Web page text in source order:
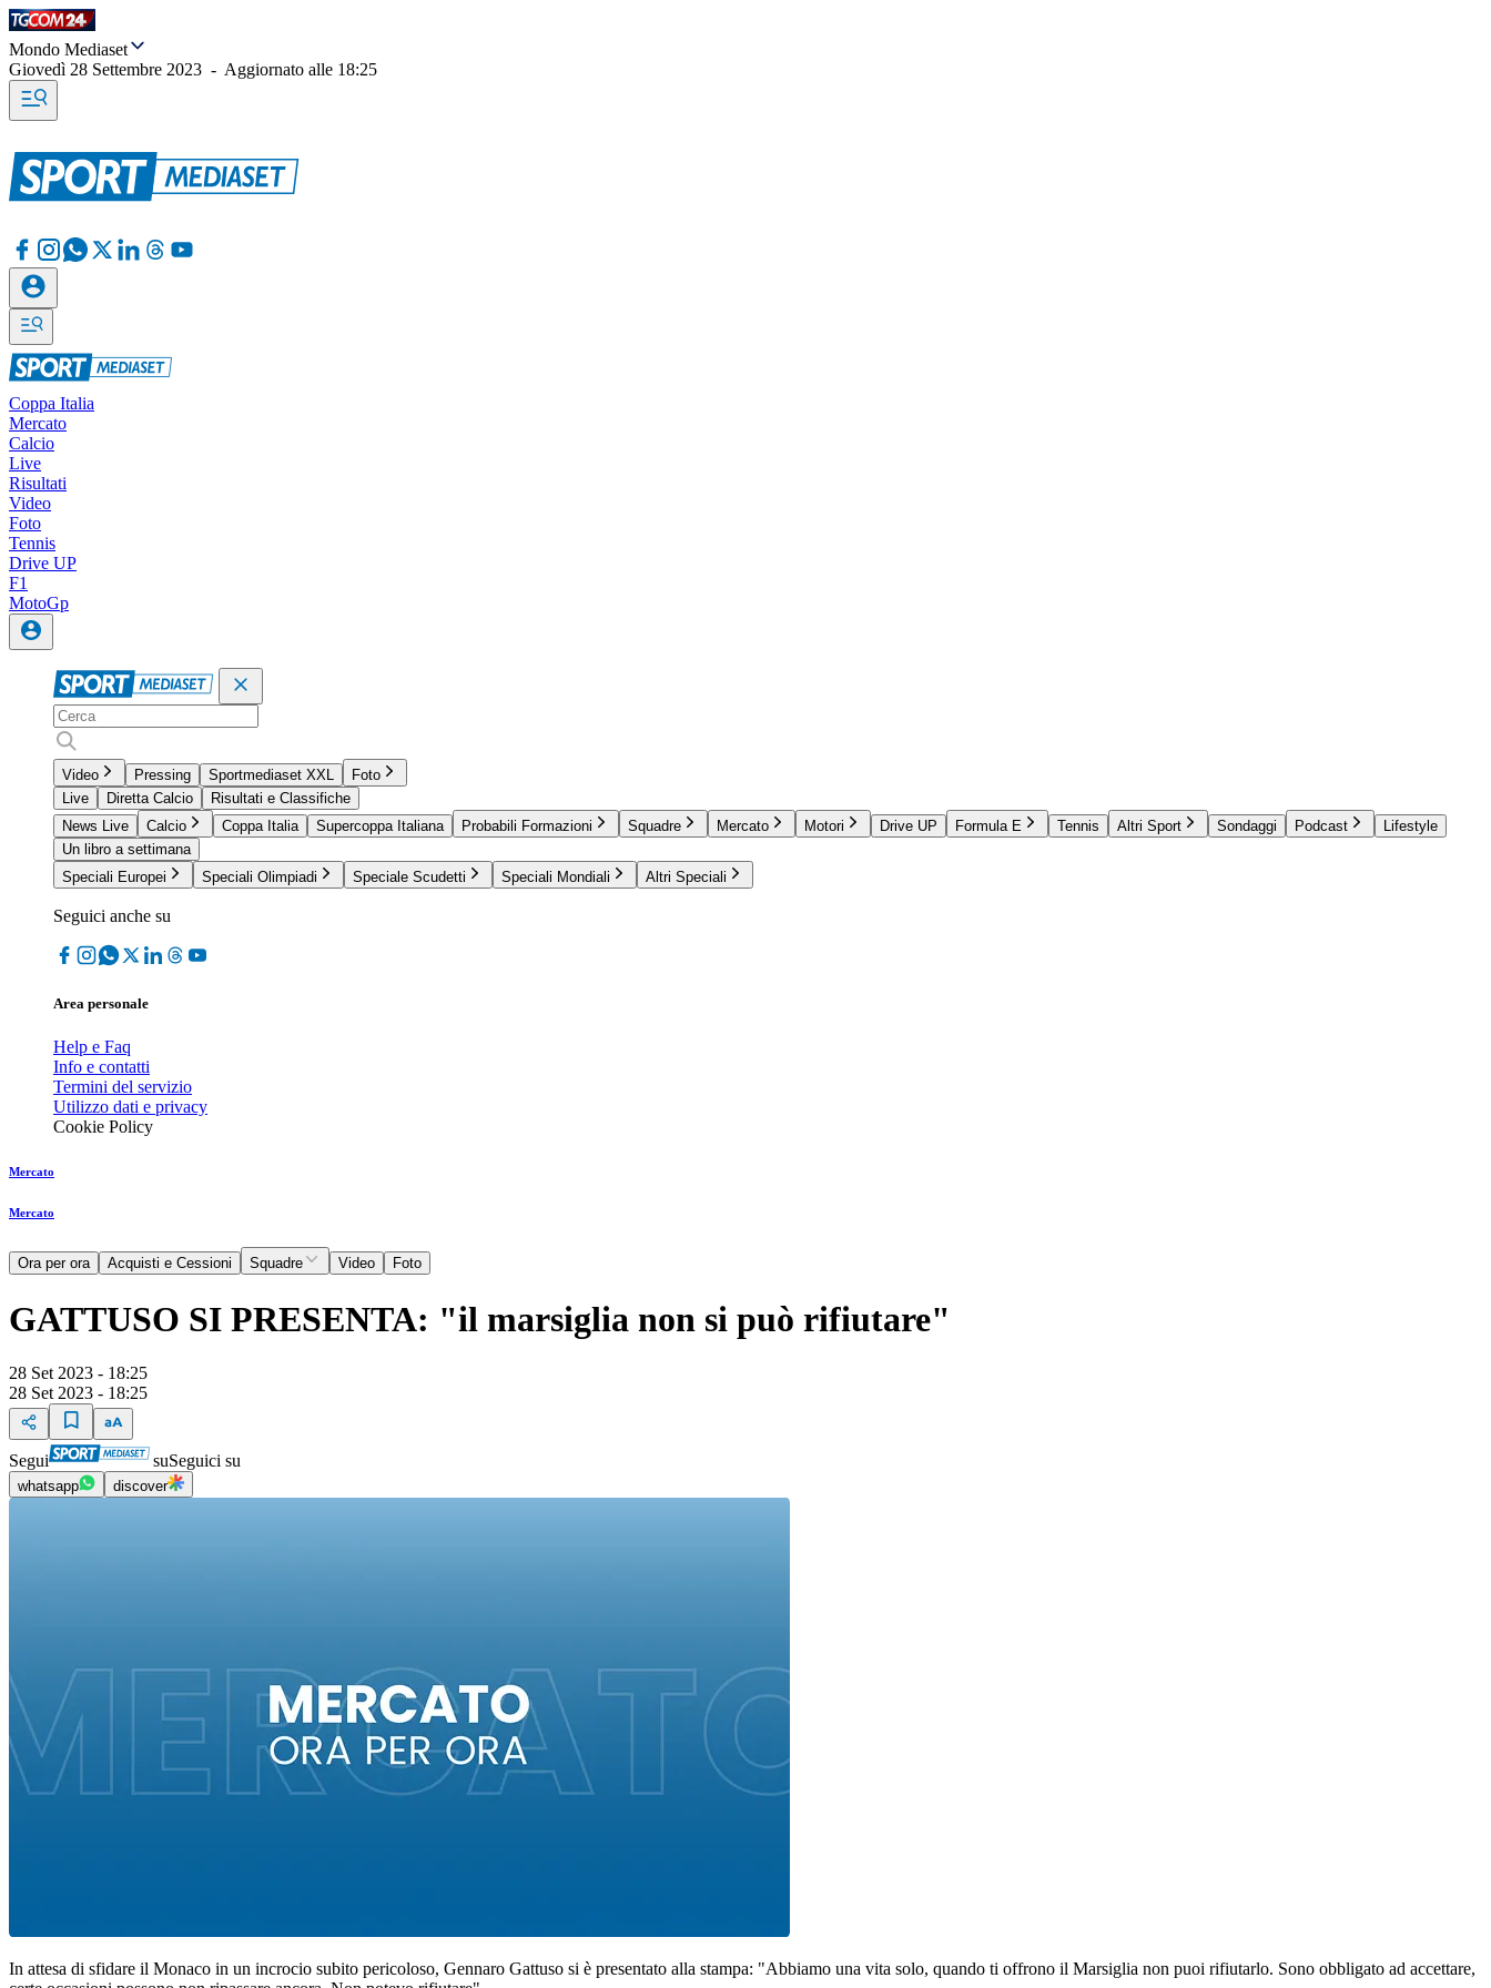
Mondo Mediaset
Giovedì 28 Settembre 2023 - Aggiornato alle 18:25
Coppa Italia
Mercato
Calcio
Live
Risultati
Video
Foto
Tennis
Drive UP
F1
MotoGp
Video Pressing Sportmediaset XXL
Foto
Live
Diretta Calcio
Risultati e Classifiche
News Live
Calcio Coppa Italia Supercoppa Italiana Probabili Formazioni Squadre Mercato Motori Drive UP Formula E Tennis Altri Sport Sondaggi Podcast
Lifestyle
Un libro a settimana
Speciali Europei
Speciali Olimpiadi Speciale Scudetti Speciali Mondiali Altri Speciali
Seguici anche su
Area personale
Help e Faq
Info e contatti
Termini del servizio
Utilizzo dati e privacy
Cookie Policy
Mercato
Mercato
Ora per ora Acquisti e Cessioni Squadre Video Foto
GATTUSO SI PRESENTA: "il marsiglia non si può rifiutare"
28 Set 2023 - 18:25
28 Set 2023 - 18:25
Segui suSeguici su
whatsapp discover
In attesa di sfidare il Monaco in un incrocio subito pericoloso, Gennaro Gattuso si è presentato alla stampa: "Abbiamo una vita solo, quando ti offrono il Marsiglia non puoi rifiutarlo. Sono obbligato ad accettare,